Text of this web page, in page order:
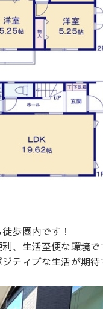
歩圏内です！
、生活至便な環境で
ティブな生活が期待